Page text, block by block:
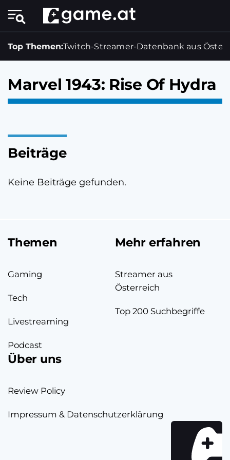
Top Themen:Twitch-Streamer-Datenbank aus
Marvel 1943: Rise Of Hydra
Beiträge
Keine Beiträge gefunden.
Themen
Gaming
Tech
Livestreaming
Podcast
Mehr erfahren
Streamer aus
Österreich
Top 200 Suchbegriffe
Über uns
Review Policy
Impressum & Datenschutzerklärung